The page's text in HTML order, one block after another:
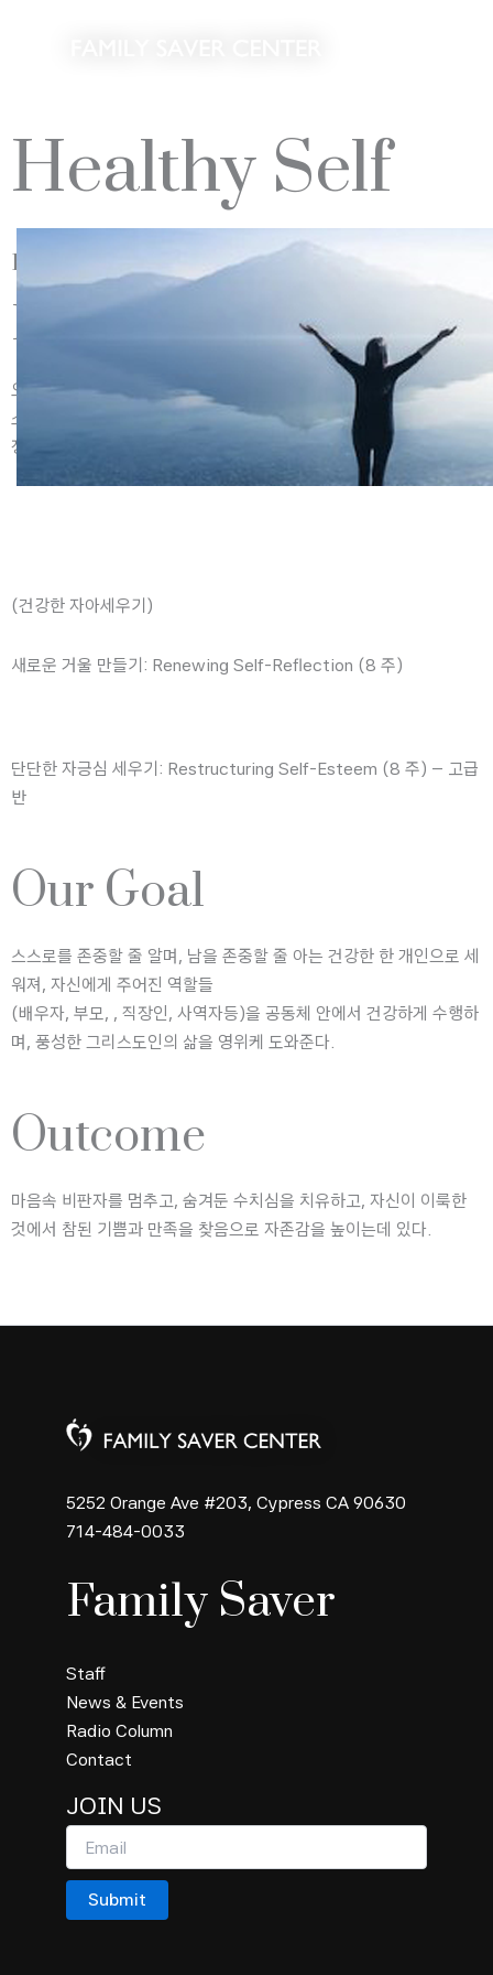
Healthy Self
Family sever center
Individual Counseling
오랜 경험과 전문지식을 갖춘 전문가들 (임상심리학자, 정신과 의사,
소셜워커, 목회 상담가)이
정신 건강에 도움이 필요한 사람들에게 상담과 치료를 제공한다.
(건강한 자아세우기)
새로운 거울 만들기: Renewing Self-Reflection (8 주)
단단한 자긍심 세우기: Restructuring Self-Esteem (8 주) – 고급
반
Our Goal
스스로를 존중할 줄 알며, 남을 존중할 줄 아는 건강한 한 개인으로 세
워져, 자신에게 주어진 역할들
(배우자, 부모, , 직장인, 사역자등)을 공동체 안에서 건강하게 수행하
며, 풍성한 그리스도인의 삶을 영위케 도와준다.
Outcome
마음속 비판자를 멈추고, 숨겨둔 수치심을 치유하고, 자신이 이룩한
것에서 참된 기쁨과 만족을 찾음으로 자존감을 높이는데 있다.
5252 Orange Ave #203, Cypress CA 90630
714-484-0033
Family Saver
Staff
News & Events
Radio Column
Contact
JOIN US